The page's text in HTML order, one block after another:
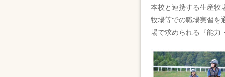
本校と連携する生産牧
牧場等での職場実習を
場で求められる『能力